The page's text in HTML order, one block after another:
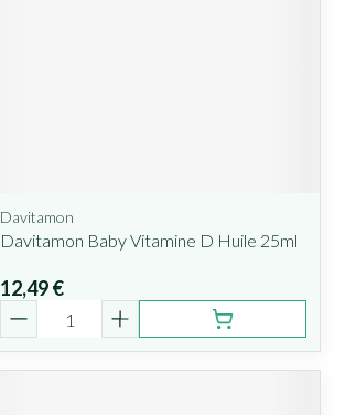
Davitamon
Davitamon Baby Vitamine D Huile 25ml
12,49 €
Quantité